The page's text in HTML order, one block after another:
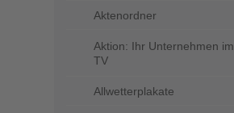
Aktenordner
Aktion: Ihr Unternehmen im
TV
Allwetterplakate